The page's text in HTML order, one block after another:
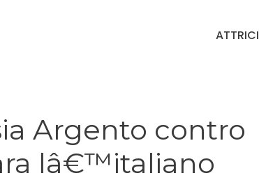
ATTRICI
Argento contro
lâ€™italiano